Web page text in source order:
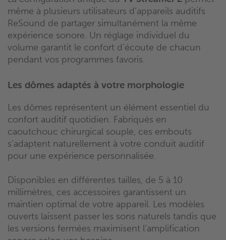
même à plusieurs utilisateurs d’appareils auditifs
ReSound de partager simultanément la même
expérience sonore. Un réglage individuel du
volume garantit le confort d’écoute de chacun
pendant vos programmes favoris.
Les dômes adaptés à votre morphologie
Les dômes représentent un élément essentiel du
confort auditif quotidien. Fabriqués en
caoutchouc chirurgical souple, ces embouts
s’adaptent naturellement à votre conduit auditif
pour une expérience personnalisée.
Disponibles en différentes tailles, de 5 à 10
millimètres, ces accessoires garantissent un
maintien optimal de votre appareil. Les modèles
ouverts laissent passer les sons naturels tandis que
les versions fermées maximisent l’amplification